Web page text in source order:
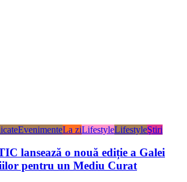
EvenimenteLa ziLifestyleLifestyleŞtiri
lansează o nouă ediție a Galei
pentru un Mediu Curat